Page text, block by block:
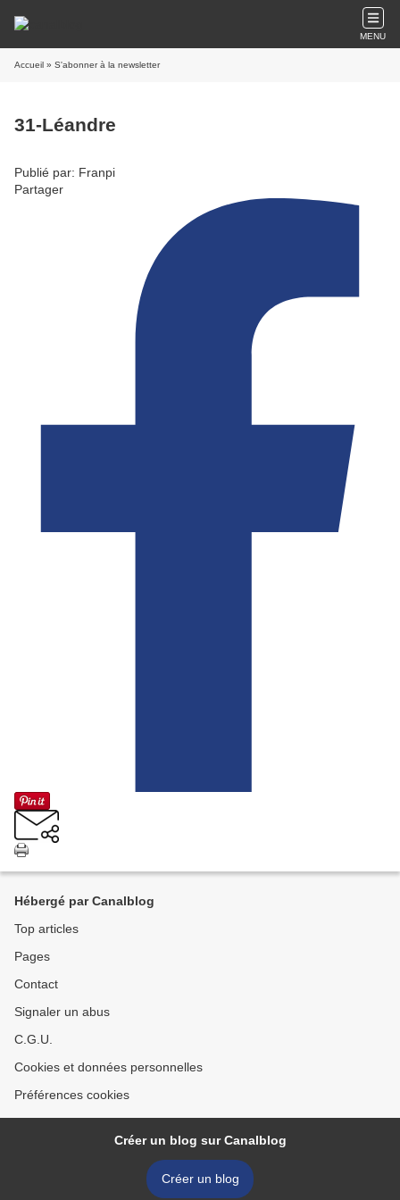
MENU
Accueil » S'abonner à la newsletter
31-Léandre
Publié par: Franpi
Partager
Hébergé par Canalblog
Top articles
Pages
Contact
Signaler un abus
C.G.U.
Cookies et données personnelles
Préférences cookies
Créer un blog sur Canalblog
Créer un blog